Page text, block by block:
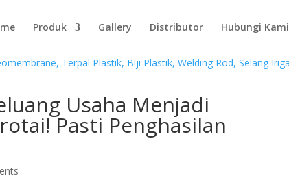
Produk Gallery Distributor Hubungi Kami
Usaha Menjadi
Pasti Penghasilan